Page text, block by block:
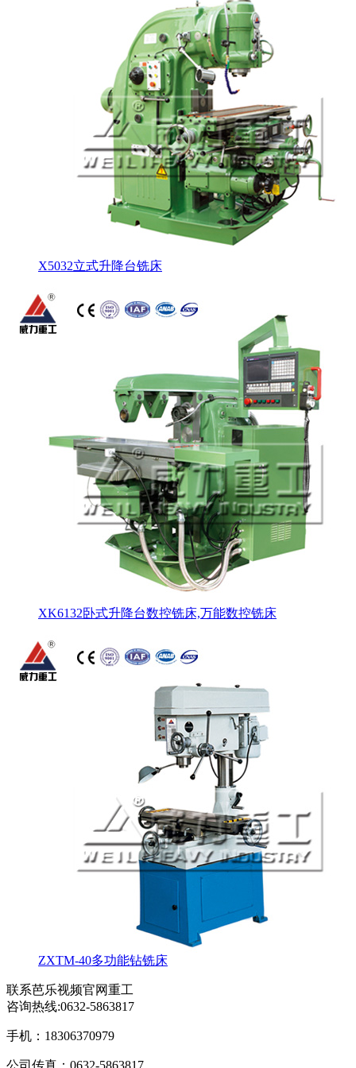
X5032立式升降台铣床
XK6132卧式升降台数控铣床,万能数控铣床
ZXTM-40多功能钻铣床
联系芭乐视频官网重工
咨询热线:0632-5863817
手机：18306370979
公司传真：0632-5863817